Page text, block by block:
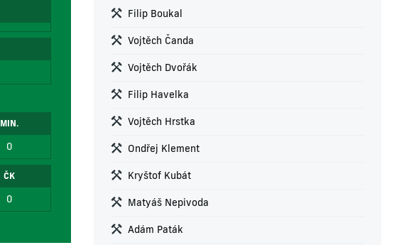
MIN.
0
ČK
0
Filip Boukal
Vojtěch Čanda
Vojtěch Dvořák
Filip Havelka
Vojtěch Hrstka
Ondřej Klement
Kryštof Kubát
Matyáš Nepivoda
Adám Paták